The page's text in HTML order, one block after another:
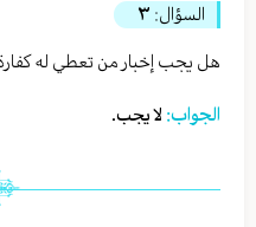
السؤال: ٣
هل يجب إخبار من تعطي له كفارة
الجواب: لا يجب.